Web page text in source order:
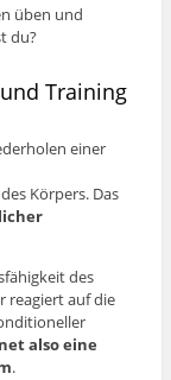
üben und
du?
Training
einer
Körpers. Das
des
reagiert auf die
also eine
.